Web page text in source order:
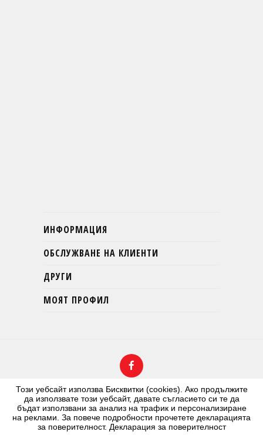
ИНФОРМАЦИЯ
ОБСЛУЖВАНЕ НА КЛИЕНТИ
ДРУГИ
МОЯТ ПРОФИЛ
Онлайн магазин от Cherry Design
Този уебсайт използва Бисквитки (cookies). Ако продължите
да използвате този уебсайт, давате съгласието си те да
бъдат използвани за анализ на трафик и персонализиране
на реклами. За повече подробности прочетете декларацията
за поверителност. Декларация за поверителност